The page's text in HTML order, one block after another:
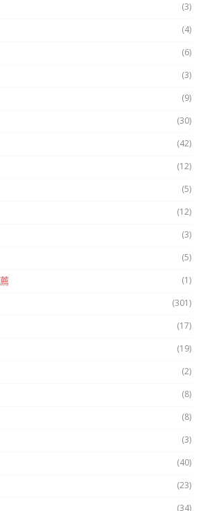
(3)
(4)
(6)
(3)
(9)
(30)
(42)
(12)
(5)
(12)
(3)
(5)
(1)
(301)
(17)
(19)
(2)
(8)
(8)
(3)
(40)
(23)
(34)